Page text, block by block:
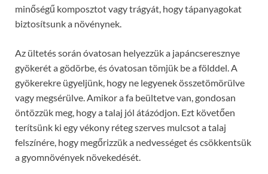
minőségű komposztot vagy trágyát, hogy tápanyagokat
biztosítsunk a növénynek.
Az ültetés során óvatosan helyezzük a japáncseresznye
gyökerét a gödörbe, és óvatosan tömjük be a földdel. A
gyökerekre ügyeljünk, hogy ne legyenek összetömörülve
vagy megsérülve. Amikor a fa beültetve van, gondosan
öntözzük meg, hogy a talaj jól átázódjon. Ezt követően
terítsünk ki egy vékony réteg szerves mulcsot a talaj
felszínére, hogy megőrizzük a nedvességet és csökkentsük
a gyomnövények növekedését.